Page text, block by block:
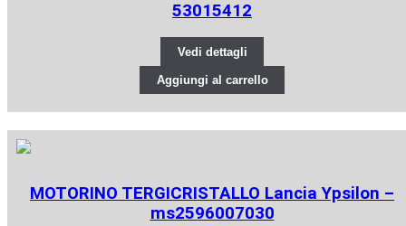
53015412
Vedi dettagli
Aggiungi al carrello
MOTORINO TERGICRISTALLO Lancia Ypsilon –
ms2596007030